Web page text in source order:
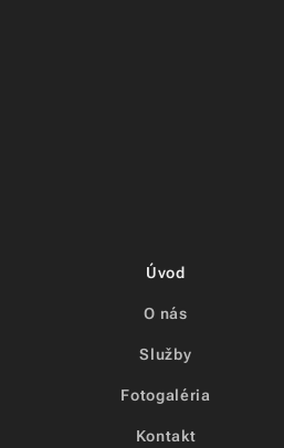
Úvod
O nás
Služby
Fotogaléria
Kontakt